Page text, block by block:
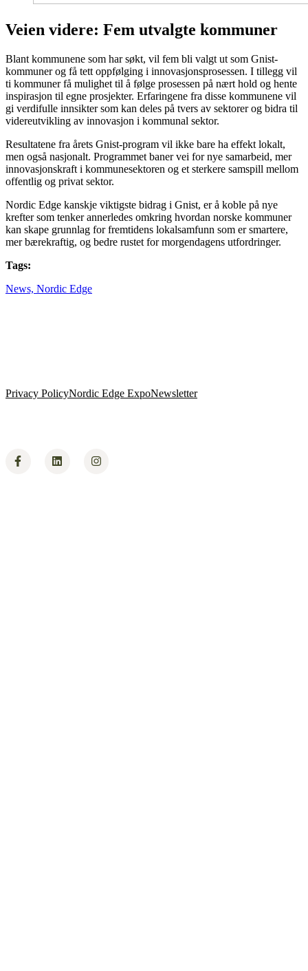
Veien videre: Fem utvalgte kommuner
Blant kommunene som har søkt, vil fem bli valgt ut som Gnist-
kommuner og få tett oppfølging i innovasjonsprosessen. I tillegg vil
ti kommuner få mulighet til å følge prosessen på nært hold og hente
inspirasjon til egne prosjekter. Erfaringene fra disse kommunene vil
gi verdifulle innsikter som kan deles på tvers av sektorer og bidra til
videreutvikling av innovasjon i kommunal sektor.
Resultatene fra årets Gnist-program vil ikke bare ha effekt lokalt,
men også nasjonalt. Programmet baner vei for nye samarbeid, mer
innovasjonskraft i kommunesektoren og et sterkere samspill mellom
offentlig og privat sektor.
Nordic Edge kanskje viktigste bidrag i Gnist, er å koble på nye
krefter som tenker annerledes omkring hvordan norske kommuner
kan skape grunnlag for fremtidens lokalsamfunn som er smartere,
mer bærekraftig, og bedre rustet for morgendagens utfordringer.
Tags:
News, Nordic Edge
Privacy PolicyNordic Edge ExpoNewsletter